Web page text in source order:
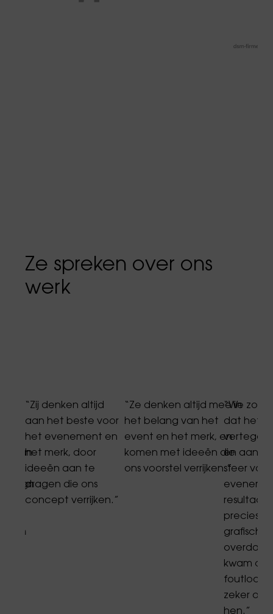
Ze spreken over ons
werk
aan
design
en
“Zij denken altijd
aan het beste voor
het evenement en
het merk, door
ideeën aan te
dragen die ons
concept verrijken.”
“Ze denken altijd mee in
het belang van het
event en het merk, en
komen met ideeën die
ons voorstel verrijken.”
“We
dat het
en
sfeer van
resultaat
precies
grafisch,
kwam op
foutloos.
zeker
hen.”